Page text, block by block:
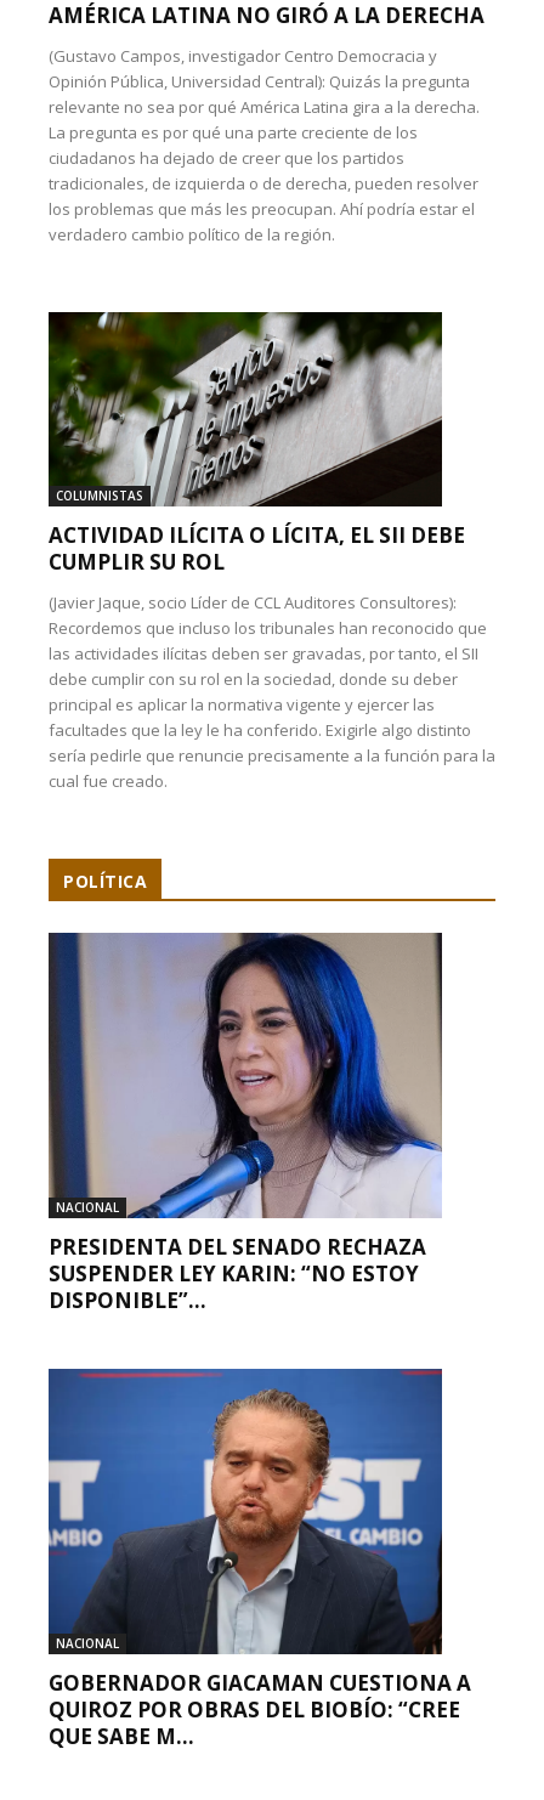
AMÉRICA LATINA NO GIRÓ A LA DERECHA
(Gustavo Campos, investigador Centro Democracia y
Opinión Pública, Universidad Central): Quizás la pregunta
relevante no sea por qué América Latina gira a la derecha.
La pregunta es por qué una parte creciente de los
ciudadanos ha dejado de creer que los partidos
tradicionales, de izquierda o de derecha, pueden resolver
los problemas que más les preocupan. Ahí podría estar el
verdadero cambio político de la región.
COLUMNISTAS
ACTIVIDAD ILÍCITA O LÍCITA, EL SII DEBE
CUMPLIR SU ROL
(Javier Jaque, socio Líder de CCL Auditores Consultores):
Recordemos que incluso los tribunales han reconocido que
las actividades ilícitas deben ser gravadas, por tanto, el SII
debe cumplir con su rol en la sociedad, donde su deber
principal es aplicar la normativa vigente y ejercer las
facultades que la ley le ha conferido. Exigirle algo distinto
sería pedirle que renuncie precisamente a la función para la
cual fue creado.
POLÍTICA
NACIONAL
PRESIDENTA DEL SENADO RECHAZA
SUSPENDER LEY KARIN: “NO ESTOY
DISPONIBLE”...
NACIONAL
GOBERNADOR GIACAMAN CUESTIONA A
QUIROZ POR OBRAS DEL BIOBÍO: “CREE
QUE SABE M...